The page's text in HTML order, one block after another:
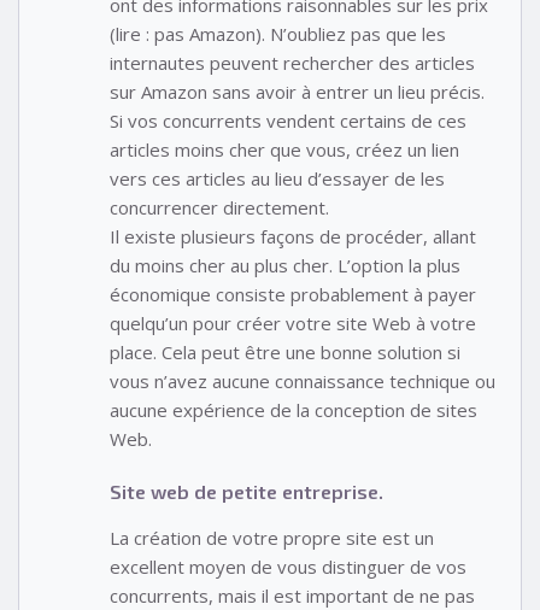
(lire : pas Amazon). N’oubliez pas que les
internautes peuvent rechercher des articles
sur Amazon sans avoir à entrer un lieu précis.
Si vos concurrents vendent certains de ces
articles moins cher que vous, créez un lien
vers ces articles au lieu d’essayer de les
concurrencer directement.
Il existe plusieurs façons de procéder, allant
du moins cher au plus cher. L’option la plus
économique consiste probablement à payer
quelqu’un pour créer votre site Web à votre
place. Cela peut être une bonne solution si
vous n’avez aucune connaissance technique ou
aucune expérience de la conception de sites
Web.
Site web de petite entreprise.
La création de votre propre site est un
excellent moyen de vous distinguer de vos
concurrents, mais il est important de ne pas